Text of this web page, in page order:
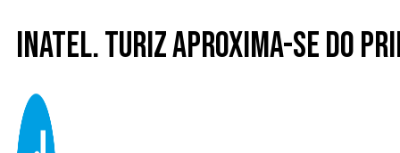
Inatel. Turiz aproxima-se do